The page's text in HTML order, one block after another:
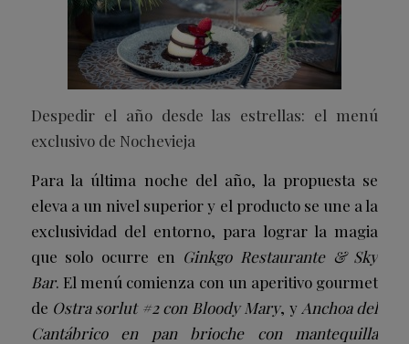
Despedir el año desde las estrellas: el menú
exclusivo de Nochevieja
Para la última noche del año, la propuesta se
eleva a un nivel superior y el producto se une a la
exclusividad del entorno, para lograr la magia
que solo ocurre en Ginkgo Restaurante & Sky
Bar. El menú comienza con un aperitivo gourmet
de Ostra sorlut #2 con Bloody Mary, y Anchoa del
Cantábrico en pan brioche con mantequilla